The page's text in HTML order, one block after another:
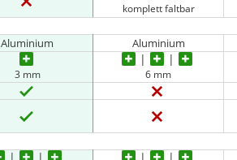
komplett faltbar
Aluminium Aluminium
3 mm 6 mm